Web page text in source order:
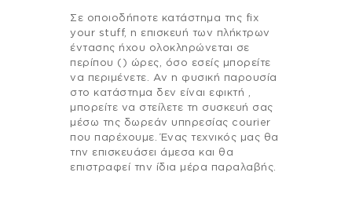
Σε οποιοδήποτε κατάστημα της fix
your stuff, η επισκευή των πλήκτρων
έντασης ήχου ολοκληρώνεται σε
περίπου () ώρες, όσο εσείς μπορείτε
να περιμένετε. Αν η φυσική παρουσία
στο κατάστημα δεν είναι εφικτή ,
μπορείτε να στείλετε τη συσκευή σας
μέσω της δωρεάν υπηρεσίας courier
που παρέχουμε. Ένας τεχνικός μας θα
την επισκευάσει άμεσα και θα
επιστραφεί την ίδια μέρα παραλαβής.